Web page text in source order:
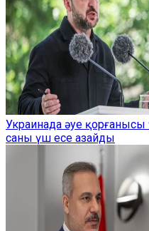
Украинада әуе
саны үш есе азайды